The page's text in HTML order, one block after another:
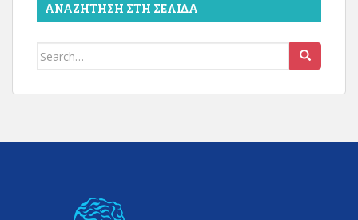
ΑΝΑΖΉΤΗΣΗ ΣΤΗ ΣΕΛΊΔΑ
Search